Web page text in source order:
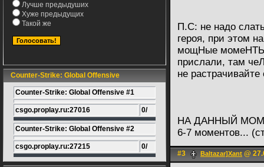
Лучше предыдуших
Хуже предыдущих
Такой же
Counter-Strike: Global Offensive
Counter-Strike: Global Offensive #1
csgo.proplay.ru:27016 0/
Counter-Strike: Global Offensive #2
csgo.proplay.ru:27215 0/
П.С: не надо
героя, при этом
мощНые
прислали, там
не
НА ДАННЫЙ
6-7 моментов...
#3 Baltazar]Xant @